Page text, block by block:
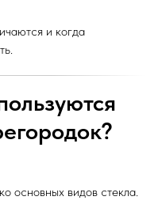
и когда
основных видов стекла.